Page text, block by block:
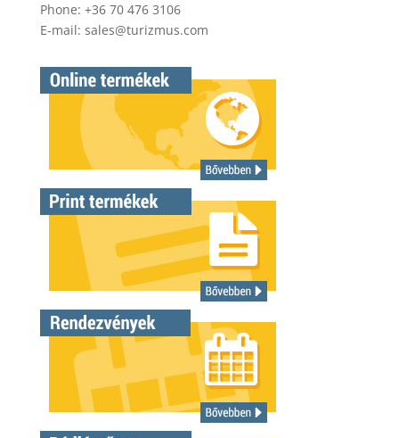
Phone: +36 70 476 3106
E-mail: sales@turizmus.com